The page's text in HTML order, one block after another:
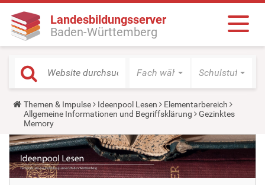
Landesbildungsserver
Baden-Württemberg
Fach wählen Schulstufe
Y
o
u
a
r
e
h
e
r
Themen & Impulse Ideenpool Lesen
Elementarbereich
Allgemeine Informationen und Begriffsklärung
Gezinktes
Memory